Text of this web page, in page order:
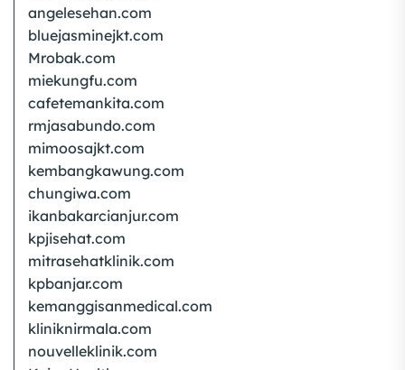
angelesehan.com
bluejasminejkt.com
Mrobak.com
miekungfu.com
cafetemankita.com
rmjasabundo.com
mimoosajkt.com
kembangkawung.com
chungiwa.com
ikanbakarcianjur.com
kpjisehat.com
mitrasehatklinik.com
kpbanjar.com
kemanggisanmedical.com
kliniknirmala.com
nouvelleklinik.com